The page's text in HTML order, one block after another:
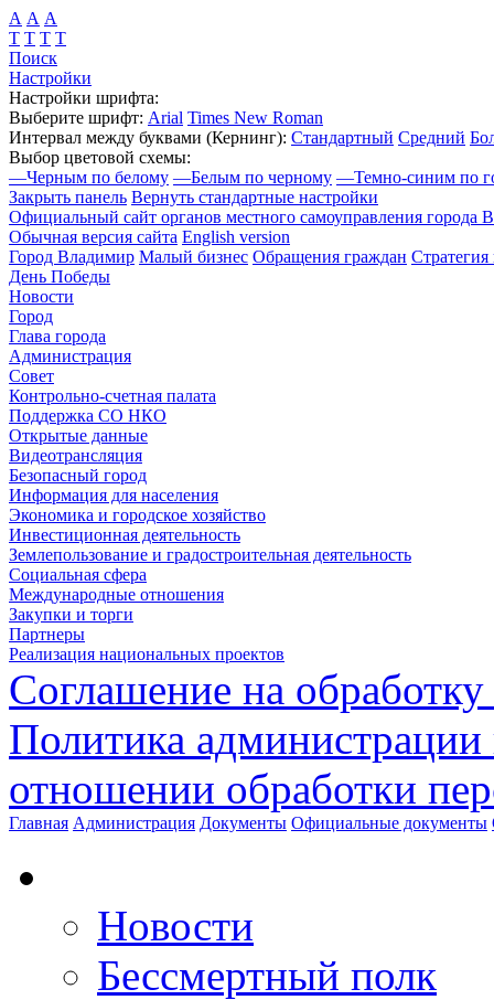
А А А
Т Т Т Т
Поиск
Настройки
Настройки шрифта:
Выберите шрифт: Arial Times New Roman
Интервал между буквами (Кернинг): Стандартный Средний
Выбор цветовой схемы:
—Черным по белому —Белым по черному —Темно-синим по
Закрыть панель Вернуть стандартные настройки
Официальный сайт органов местного самоуправления города
Обычная версия сайта English version
Город Владимир Малый бизнес Обращения граждан Стратегия
День Победы
Новости
Город
Глава города
Администрация
Совет
Контрольно-счетная палата
Поддержка СО НКО
Открытые данные
Видеотрансляция
Безопасный город
Информация для населения
Экономика и городское хозяйство
Инвестиционная деятельность
Землепользование и градостроительная деятельность
Социальная сфера
Международные отношения
Закупки и торги
Партнеры
Реализация национальных проектов
Соглашение на
Политика
отношении обработки
Главная Администрация Документы Официальные документы
Новости
Бессмертный полк